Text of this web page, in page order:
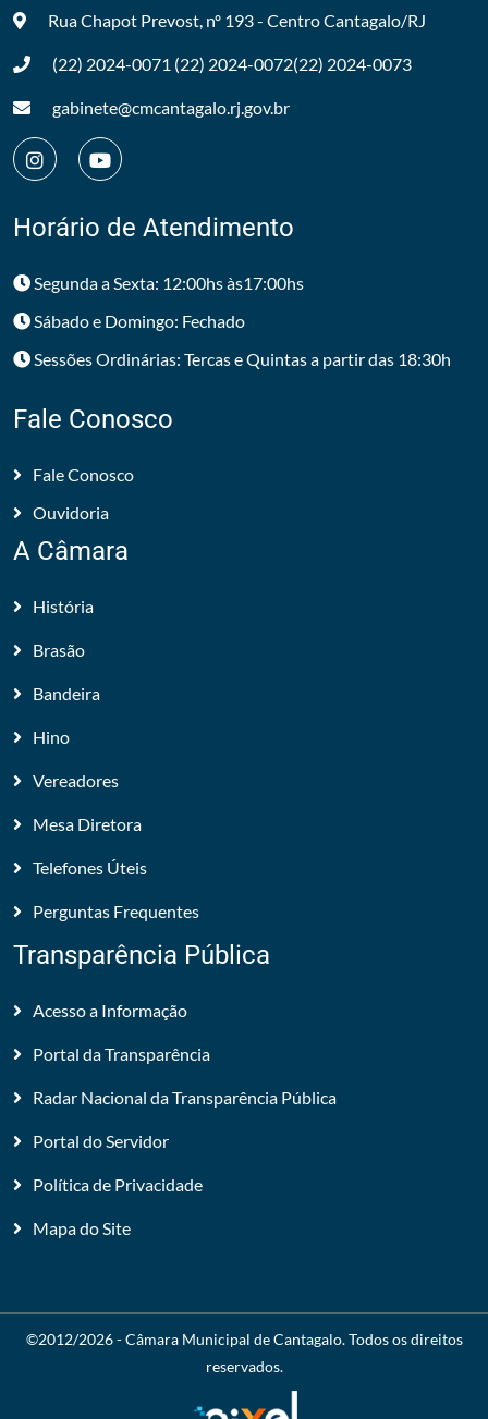
Rua Chapot Prevost, nº 193 - CentroCantagalo/RJ
(22) 2024-0071 (22) 2024-0072(22) 2024-0073
gabinete@cmcantagalo.rj.gov.br
Horário de Atendimento
Segunda a Sexta: 12:00hs às17:00hs
Sábado e Domingo: Fechado
Sessões Ordinárias: Tercas e Quintas a partir das 18:30h
Fale Conosco
Fale Conosco
Ouvidoria
A Câmara
História
Brasão
Bandeira
Hino
Vereadores
Mesa Diretora
Telefones Úteis
Perguntas Frequentes
Transparência Pública
Acesso a Informação
Portal da Transparência
Radar Nacional da Transparência Pública
Portal do Servidor
Política de Privacidade
Mapa do Site
©2012/2026 -Câmara Municipal de Cantagalo. Todos os direitos
reservados.